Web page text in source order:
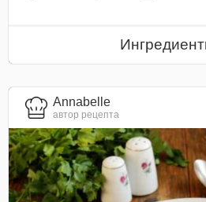
Annabelle
автор рецепта